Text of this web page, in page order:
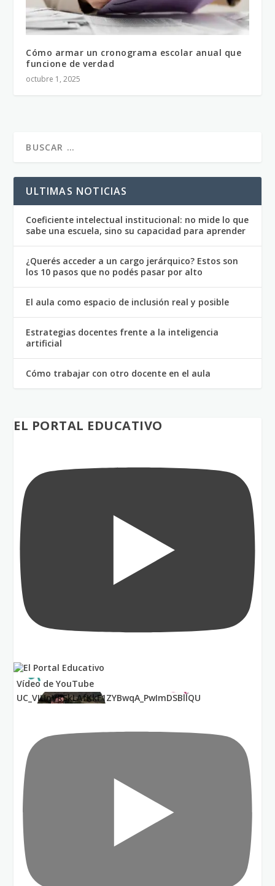
Cómo armar un cronograma escolar anual que
funcione de verdad
octubre 1, 2025
ULTIMAS NOTICIAS
Coeficiente intelectual institucional: no mide lo que
sabe una escuela, sino su capacidad para aprender
¿Querés acceder a un cargo jerárquico? Estos son
los 10 pasos que no podés pasar por alto
El aula como espacio de inclusión real y posible
Estrategias docentes frente a la inteligencia
artificial
Cómo trabajar con otro docente en el aula
EL PORTAL EDUCATIVO
Vídeo de YouTube
UC_VIUnVRSkLAfKkF1ZYBwqA_PwImDSBllQU